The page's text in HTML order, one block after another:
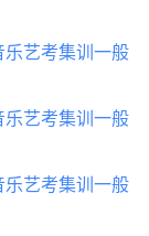
艺考集训一般
艺考集训一般
艺考集训一般